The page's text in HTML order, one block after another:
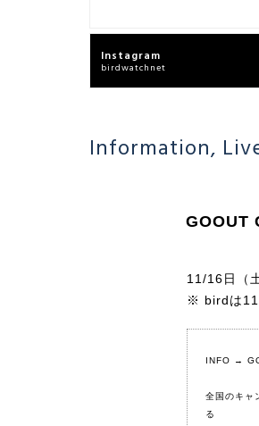
Instagram
birdwatchnet
Information,
GOOUT
11/16日（
※ birdは
INFO →
全国のキャ
る